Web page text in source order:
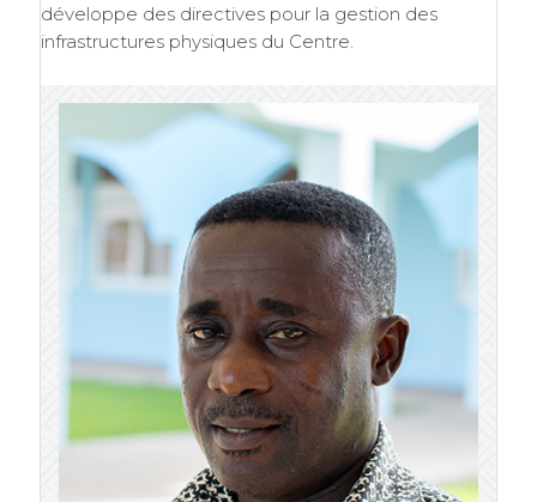
développe des directives pour la gestion des
infrastructures physiques du Centre.